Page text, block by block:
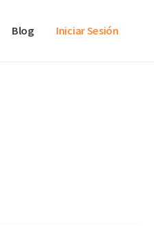
Blog Iniciar Sesión